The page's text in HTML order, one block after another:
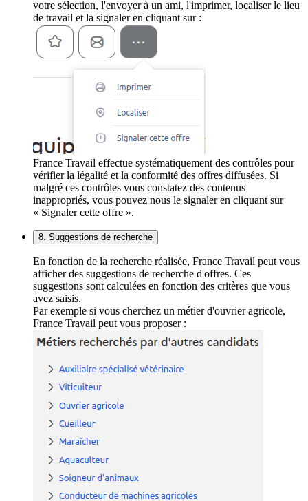
votre sélection, l'envoyer à un ami, l'imprimer, localiser le lieu
de travail et la signaler en cliquant sur :
France Travail effectue systématiquement des contrôles pour
vérifier la légalité et la conformité des offres diffusées. Si
malgré ces contrôles vous constatez des contenus
inappropriés, vous pouvez nous le signaler en cliquant sur
« Signaler cette offre ».
8. Suggestions de recherche
En fonction de la recherche réalisée, France Travail peut vous
afficher des suggestions de recherche d'offres. Ces
suggestions sont calculées en fonction des critères que vous
avez saisis.
Par exemple si vous cherchez un métier d'ouvrier agricole,
France Travail peut vous proposer :